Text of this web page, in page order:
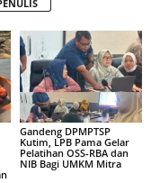
Gandeng DPMPTSP
Kutim, LPB Pama Gelar
Pelatihan OSS-RBA dan
NIB Bagi UMKM Mitra